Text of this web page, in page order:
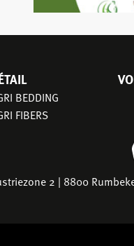
BEDDING
FIBERS
2 | 8800